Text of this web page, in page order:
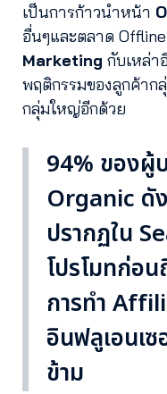
เป็นการก้าวนำหน้า
อื่นๆและตลาด
Marketing กับเหล่า
พฤติกรรมของลูกค้าก
กลุ่มใหญ่อีกด้วย
94% ของผู้
Organic ดั
ปรากฏใน
โปรโมทก่อ
การทำ
อินฟลูเอนเ
ข้าม